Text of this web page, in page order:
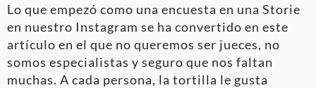
Lo que empezó como una encuesta en una Storie
en nuestro Instagram se ha convertido en este
artículo en el que no queremos ser jueces, no
somos especialistas y seguro que nos faltan
muchas. A cada persona, la tortilla le gusta